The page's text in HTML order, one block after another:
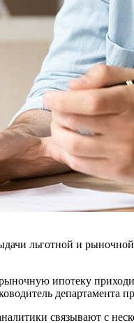
льготной и
ипотеку
департамента
связывают с